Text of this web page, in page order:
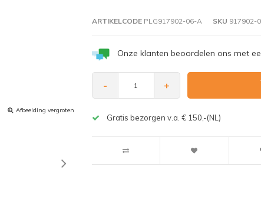
Afbeelding vergroten
ARTIKELCODEPLG917902-06-A SKU 917902-
Onze klanten beoordelen ons met
- +
Gratis bezorgen v.a. € 150,-(NL)